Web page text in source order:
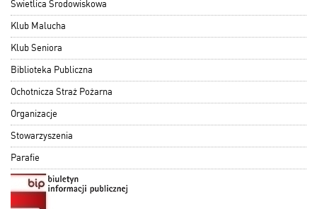
Świetlica Środowiskowa
Klub Malucha
Klub Seniora
Biblioteka Publiczna
Ochotnicza Straż Pożarna
Organizacje
Stowarzyszenia
Parafie